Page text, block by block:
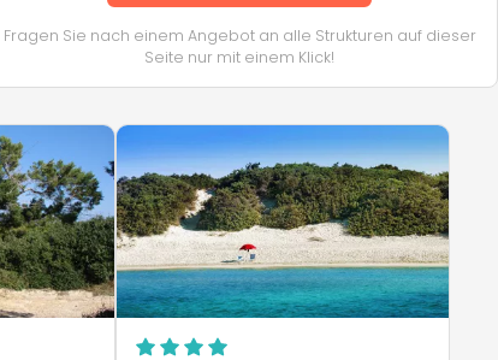
Fragen Sie nach einem Angebot an alle Strukturen auf dieser
Seite nur mit einem Klick!